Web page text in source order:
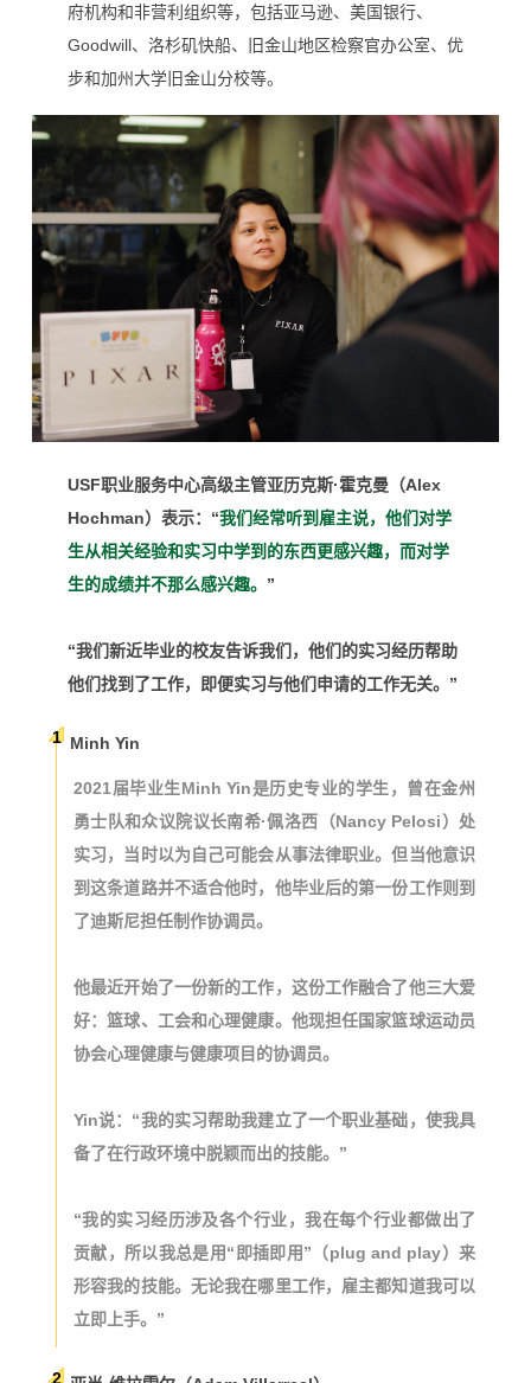
府机构和非营利组织等，包括亚马逊、美国银行、
Goodwill、洛杉矶快船、旧金山地区检察官办公室、优
步和加州大学旧金山分校等。
USF职业服务中心高级主管亚历克斯·霍克曼（Alex
Hochman）表示：“我们经常听到雇主说，他们对学
生从相关经验和实习中学到的东西更感兴趣，而对学
生的成绩并不那么感兴趣。 ”
“我们新近毕业的校友告诉我们，他们的实习经历帮助
他们找到了工作，即便实习与他们申请的工作无关。”
1 Minh Yin
2021届毕业生Minh Yin是历史专业的学生，曾在金州
勇士队和众议院议长南希·佩洛西（Nancy Pelosi）处
实习，当时以为自己可能会从事法律职业。但当他意识
到这条道路并不适合他时，他毕业后的第一份工作则到
了迪斯尼担任制作协调员。
他最近开始了一份新的工作，这份工作融合了他三大爱
好：篮球、工会和心理健康。他现担任国家篮球运动员
协会心理健康与健康项目的协调员。
Yin说：“我的实习帮助我建立了一个职业基础，使我具
备了在行政环境中脱颖而出的技能。”
“我的实习经历涉及各个行业，我在每个行业都做出了
贡献，所以我总是用“即插即用”（plug and play）来
形容我的技能。无论我在哪里工作，雇主都知道我可以
立即上手。”
2